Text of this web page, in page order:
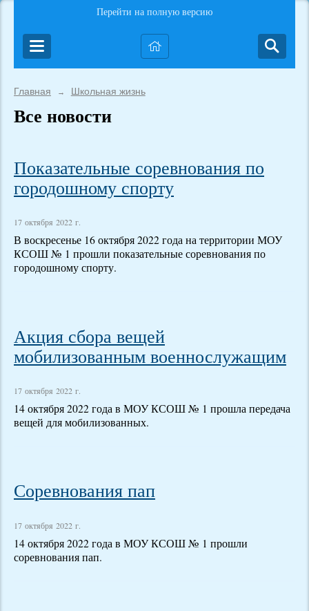
Перейти на полную версию
Главная → Школьная жизнь
Все новости
Показательные соревнования по
городошному спорту
17 октября 2022 г.
В воскресенье 16 октября 2022 года на территории МОУ
КСОШ № 1 прошли показательные соревнования по
городошному спорту.
Акция сбора вещей
мобилизованным военнослужащим
17 октября 2022 г.
14 октября 2022 года в МОУ КСОШ № 1 прошла передача
вещей для мобилизованных.
Соревнования пап
17 октября 2022 г.
14 октября 2022 года в МОУ КСОШ № 1 прошли
соревнования пап.